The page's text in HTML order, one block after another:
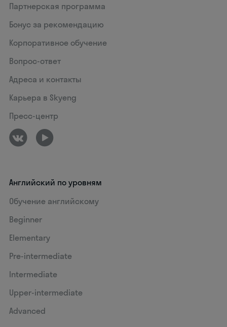
Партнерская программа
Бонус за рекомендацию
Корпоративное обучение
Вопрос-ответ
Адреса и контакты
Карьера в Skyeng
Пресс-центр
Английский по уровням
Обучение английскому
Beginner
Elementary
Pre-intermediate
Intermediate
Upper-intermediate
Advanced